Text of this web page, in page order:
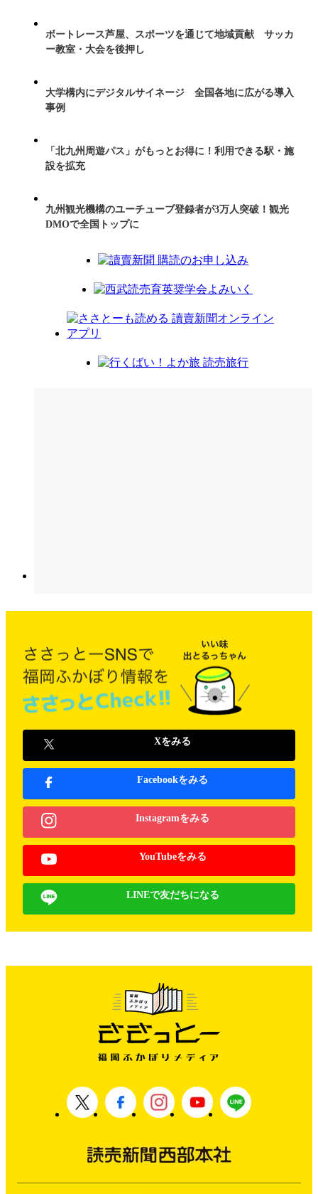
ボートレース芦屋、スポーツを通じて地域貢献 サッカ
ー教室・大会を後押し
大学構内にデジタルサイネージ 全国各地に広がる導入
事例
「北九州周遊パス」がもっとお得に！利用できる駅・施
設を拡充
九州観光機構のユーチューブ登録者が3万人突破！観光
DMOで全国トップに
Xをみる
Facebookをみる
Instagramをみる
YouTubeをみる
LINEで友だちになる